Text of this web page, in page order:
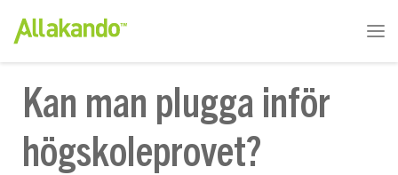
Kan man plugga inför
högskoleprovet?